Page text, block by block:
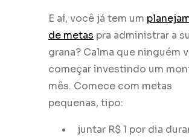
E aí, você já tem um
de metas pra administrar a
grana? Calma que ninguém
começar investindo um
mês. Comece com metas
pequenas, tipo:
juntar R$ 1 por dia